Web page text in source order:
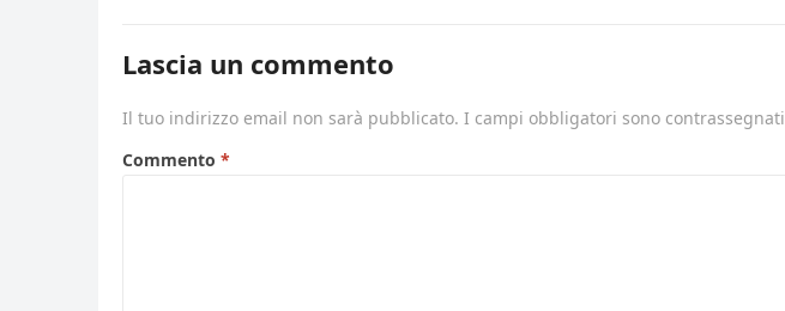
Lascia un commento
Il tuo indirizzo email non sarà pubblicato. I campi obbligatori sono contrassegnati
Commento *